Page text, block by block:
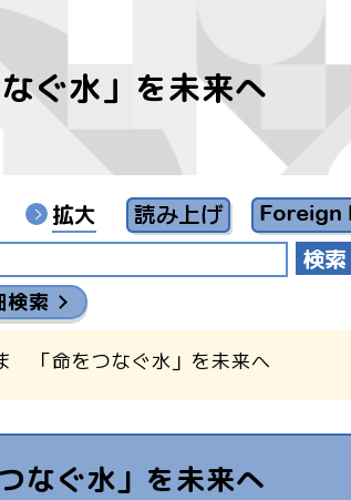
ぐ水」を未来へ
拡大
検索
「命をつなぐ水」を未来へ
なぐ水」を未来へ